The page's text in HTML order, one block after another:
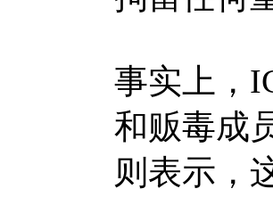
事实上，
和贩毒成
则表示，